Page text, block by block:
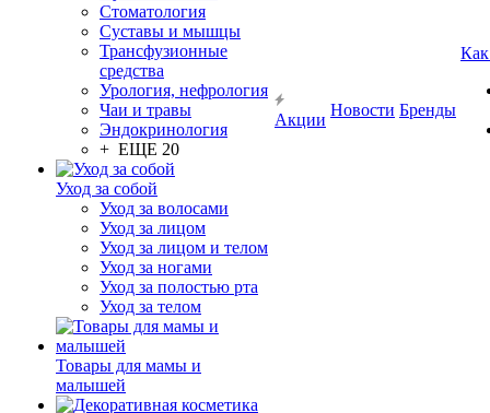
Стоматология
Суставы и мышцы
Трансфузионные
средства
Урология, нефрология
Чаи и травы
Эндокринология
+ ЕЩЕ 20
Уход за собой
Уход за волосами
Уход за лицом
Уход за лицом и телом
Уход за ногами
Уход за полостью рта
Уход за телом
Товары для мамы и
малышей
Акции
Новости Бренды